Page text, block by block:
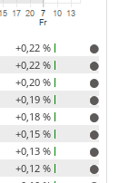
+0,22 %
+0,22 %
+0,20 %
+0,19 %
+0,18 %
+0,15 %
+0,13 %
+0,12 %